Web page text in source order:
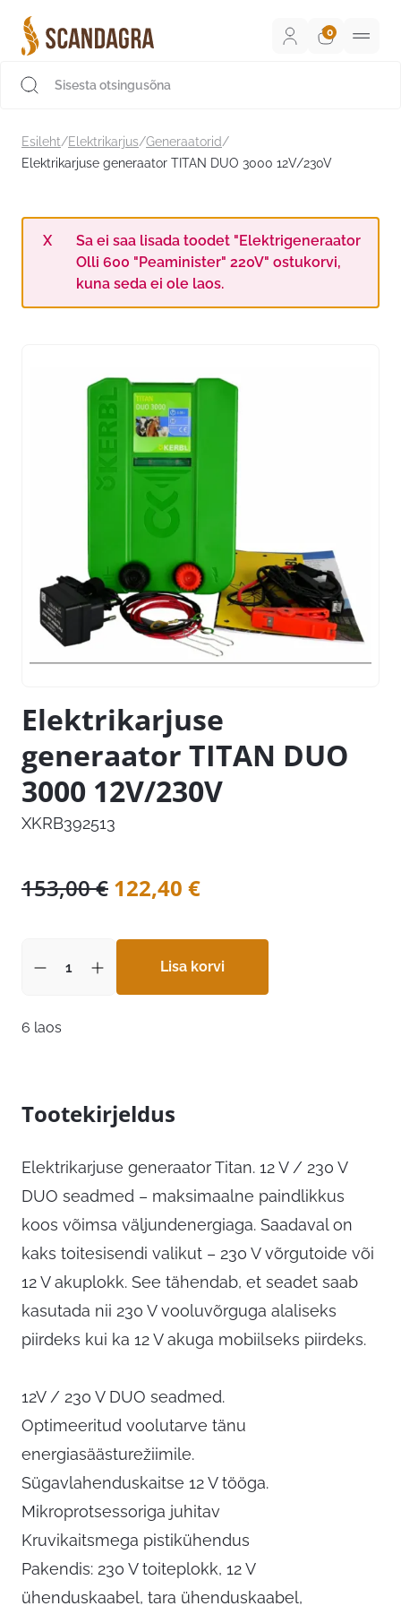
sisu
juurde
Esileht/Elektrikarjus/Generaatorid/
Elektrikarjuse generaator TITAN DUO 3000 12V/230V
Sa ei saa lisada toodet "Elektrigeneraator
Olli 600 "Peaminister" 220V" ostukorvi,
kuna seda ei ole laos.
Elektrikarjuse
generaator TITAN DUO
3000 12V/230V
XKRB392513
153,00€ Algne
oli:
153,00 €.
122,40 €Praegune
on:
122,40 €.
Lisa korvi
6 laos
Tootekirjeldus
Elektrikarjuse generaator Titan. 12 V / 230 V
DUO seadmed – maksimaalne paindlikkus
koos võimsa väljundenergiaga. Saadaval on
kaks toitesisendi valikut – 230 V võrgutoide või
12 V akuplokk. See tähendab, et seadet saab
kasutada nii 230 V vooluvõrguga alaliseks
piirdeks kui ka 12 V akuga mobiilseks piirdeks.
12V / 230 V DUO seadmed.
Optimeeritud voolutarve tänu
energiasäästurežiimile.
Sügavlahenduskaitse 12 V tööga.
Mikroprotsessoriga juhitav
Kruvikaitsmega pistikühendus
Pakendis: 230 V toiteplokk, 12 V
ühenduskaabel, tara ühenduskaabel,